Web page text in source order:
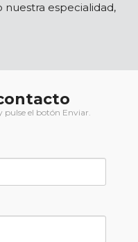
nuestra especialidad,
pulse el botón Enviar.